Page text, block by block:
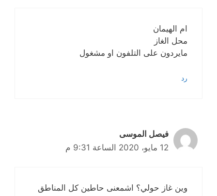
ام الهيمان
محل الغاز
مايردون على التلفون او مشغول
رد
فيصل الموسى
12 مايو، 2020 الساعة 9:31 م
وين غاز حولي؟ اشمعنى حاطين كل المناطق